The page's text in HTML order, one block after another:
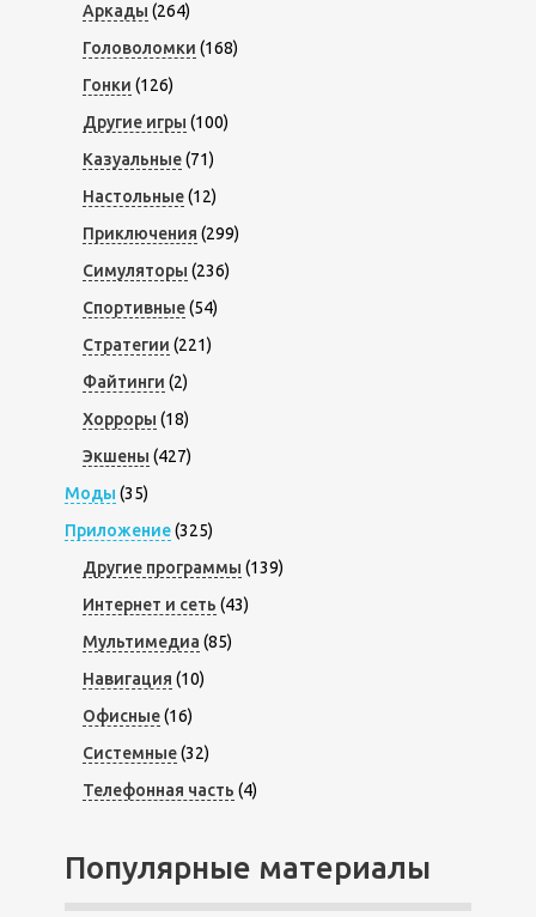
Аркады (264)
Головоломки (168)
Гонки (126)
Другие игры (100)
Казуальные(71)
Настольные(12)
Приключения (299)
Симуляторы (236)
Спортивные(54)
Стратегии (221)
Файтинги (2)
Хорроры (18)
Экшены (427)
Моды (35)
Приложение(325)
Другие программы (139)
Интернет и сеть (43)
Мультимедиа (85)
Навигация (10)
Офисные(16)
Системные(32)
Телефонная часть (4)
Популярные материалы